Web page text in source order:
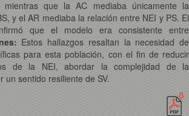
que la AC mediaba únicamente la
y el AR mediaba la relación entre NEI y PS. El
que el modelo era consistente entre
Estos hallazgos resaltan la necesidad de
para esta población, con el fin de reducir
de la NEI, abordar la complejidad de la
un sentido resiliente de SV.